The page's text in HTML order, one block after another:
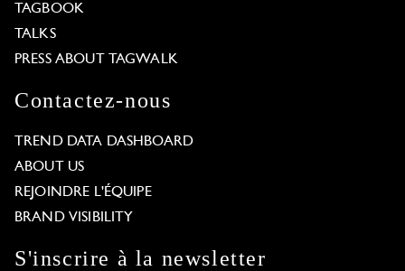
TAGBOOK
TALKS
PRESS ABOUT TAGWALK
Contactez-nous
TREND DATA DASHBOARD
ABOUT US
REJOINDRE L'ÉQUIPE
BRAND VISIBILITY
S'inscrire à la newsletter